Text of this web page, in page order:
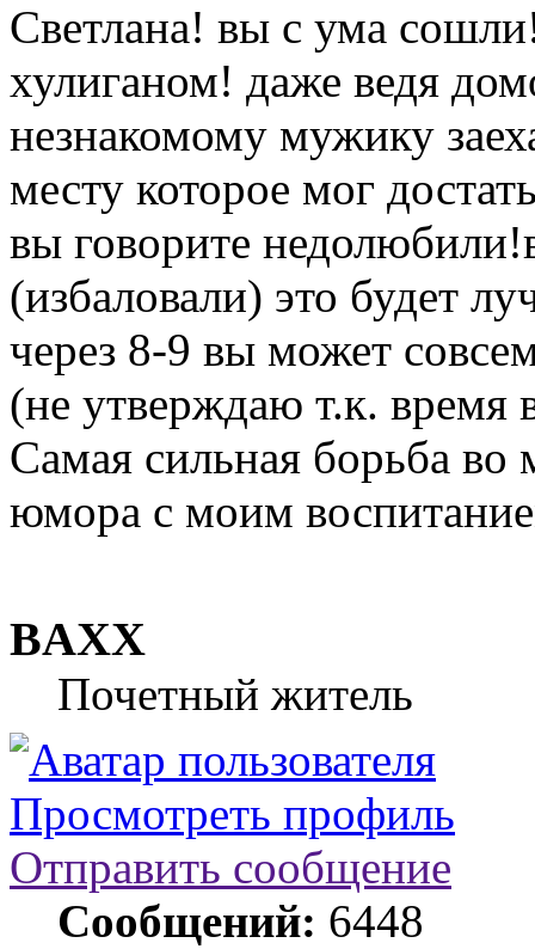
Светлана! вы с ума
хулиганом! даже ведя
незнакомому мужику
месту которое мог
вы говорите
(избаловали) это будет
через 8-9 вы может
(не утверждаю т.к. время
Самая сильная борьба во
юмора с моим
BAXX
Почетный житель
Просмотреть профиль
Отправить сообщение
Сообщений: 6448